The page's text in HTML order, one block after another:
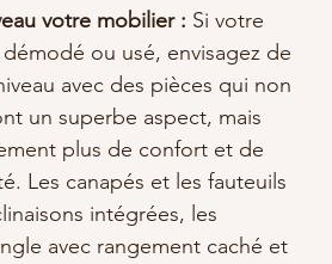
votre mobilier : Si votre
ou usé, envisagez de
avec des pièces qui non
un superbe aspect, mais
plus de confort et de
Les canapés et les fauteuils
intégrées, les
avec rangement caché et